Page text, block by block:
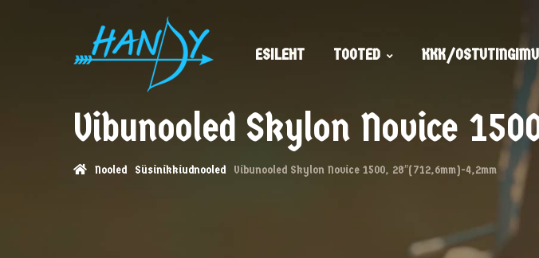
ESILEHT TOOTED KKK/
Vibunooled Skylon Novice
Nooled Süsinikkiudnooled Vibunooled Skylon Novice 1500, 28″(712,6mm)-4,2mm